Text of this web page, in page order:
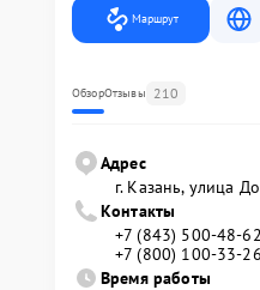
Маршрут
ОбзорОтзывы 210
Адрес
г. Казань, улица
Контакты
+7 (843) 500-48-62
+7 (800) 100-33-26
Время работы